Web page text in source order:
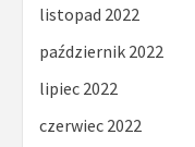
listopad 2022
październik 2022
lipiec 2022
czerwiec 2022